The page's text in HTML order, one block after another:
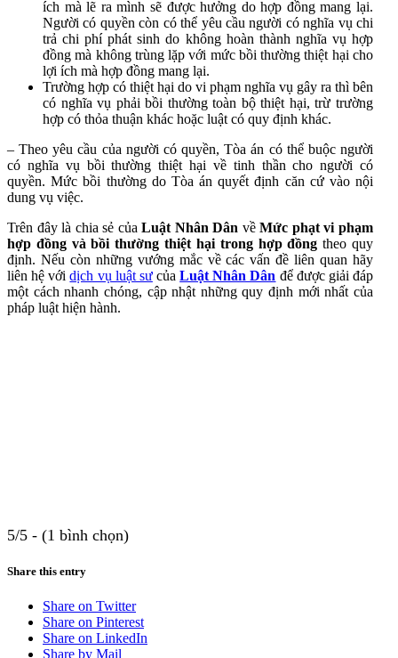
ích mà lẽ ra mình sẽ được hưởng do hợp đồng mang lại.
Người có quyền còn có thể yêu cầu người có nghĩa vụ chi
trả chi phí phát sinh do không hoàn thành nghĩa vụ hợp
đồng mà không trùng lặp với mức bồi thường thiệt hại cho
lợi ích mà hợp đồng mang lại.
Trường hợp có thiệt hại do vi phạm nghĩa vụ gây ra thì bên
có nghĩa vụ phải bồi thường toàn bộ thiệt hại, trừ trường
hợp có thỏa thuận khác hoặc luật có quy định khác.
–Theo yêu cầu của người có quyền, Tòa án có thể buộc người
có nghĩa vụ bồi thường thiệt hại về tinh thần cho người có
quyền. Mức bồi thường do Tòa án quyết định căn cứ vào nội
dung vụ việc.
Trên đây là chia sẻ củaLuật Nhân Dân vềMức phạt vi phạm
hợp đồng và bồi thường thiệt hại trong hợp đồng theo quy
định. Nếu còn những vướng mắc về các vấn đề liên quan hãy
liên hệ vớidịch vụ luật sưcủaLuật Nhân Dân để được giải đáp
một cách nhanh chóng, cập nhật những quy định mới nhất của
pháp luật hiện hành.
5/5 - (1 bình chọn)
Share this entry
Share on Twitter
Share on Pinterest
Share on LinkedIn
Share by Mail